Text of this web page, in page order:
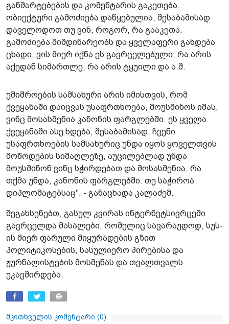
განმარტებების და კომენტარის გაკეთება.
ობიექტური გამოძიება დაწყებულია, შესაბამისად
დაველოდოთ თუ ვინ, როგორ, რა გააკეთა.
გამოძიება მიმდინარეობს და ყველაფერი გახდება
ცხადი, ვის მიერ იქნა ეს გავრცელებული, რა არის
აქედან სიმართლე, რა არის ტყუილი და ა.შ.
უშიშროების სამსახური არის იმისთვის, რომ
ქვეყანაში დაიცვას უსაფრთხოება, მოუსმინოს იმას,
ვინც მოსასმენია კანონის ფარგლებში. ეს ყველა
ქვეყანაში ასე ხდება, შესაბამისად, ჩვენი
უსაფრთხოების სამსახურიც უნდა იყოს ყოველთვის
მოწოდების სიმაღლეზე, აუცილებლად უნდა
მოუსმინონ ვინც სჭირდებათ და მოსასმენია, რა
თქმა უნდა, კანონის ფარგლებში. თუ საჭიროა
დიპლომატებსაც", - განაცხადა კალაძემ.
შეგახსენებთ, გასულ კვირას ინტერნეტსივრცეში
გავრცელდა მასალები, რომელიც სავარაუდოდ, სუს-
ის მიერ ფარული მიყურადების გზით
პოლიტიკოსების, სასულიერო პირებისა და
ჟურნალისტების მოსმენას და თვალთვალს
უკავშირდება.
მკითხველის კომენტარი (0)